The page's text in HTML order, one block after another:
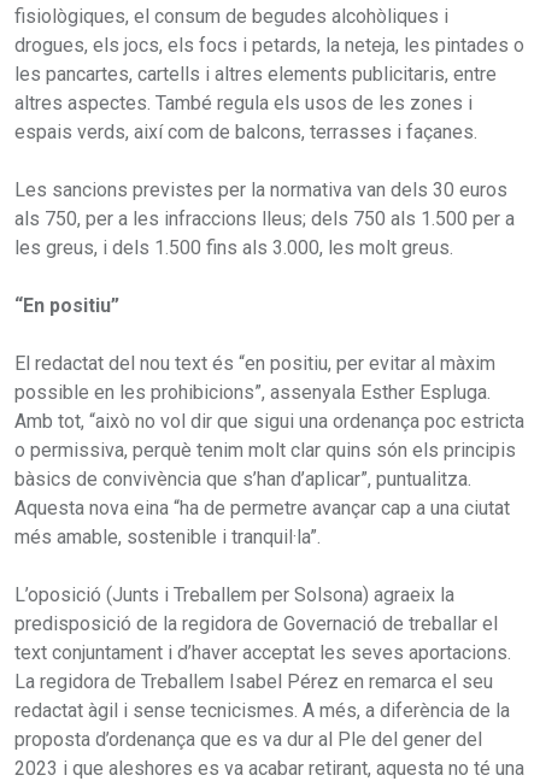
fisiològiques, el consum de begudes alcohòliques i
drogues, els jocs, els focs i petards, la neteja, les pintades o
les pancartes, cartells i altres elements publicitaris, entre
altres aspectes. També regula els usos de les zones i
espais verds, així com de balcons, terrasses i façanes.
Les sancions previstes per la normativa van dels 30 euros
als 750, per a les infraccions lleus; dels 750 als 1.500 per a
les greus, i dels 1.500 fins als 3.000, les molt greus.
“En positiu”
El redactat del nou text és “en positiu, per evitar al màxim
possible en les prohibicions”, assenyala Esther Espluga.
Amb tot, “això no vol dir que sigui una ordenança poc estricta
o permissiva, perquè tenim molt clar quins són els principis
bàsics de convivència que s’han d’aplicar”, puntualitza.
Aquesta nova eina “ha de permetre avançar cap a una ciutat
més amable, sostenible i tranquil·la”.
L’oposició (Junts i Treballem per Solsona) agraeix la
predisposició de la regidora de Governació de treballar el
text conjuntament i d’haver acceptat les seves aportacions.
La regidora de Treballem Isabel Pérez en remarca el seu
redactat àgil i sense tecnicismes. A més, a diferència de la
proposta d’ordenança que es va dur al Ple del gener del
2023 i que aleshores es va acabar retirant, aquesta no té una